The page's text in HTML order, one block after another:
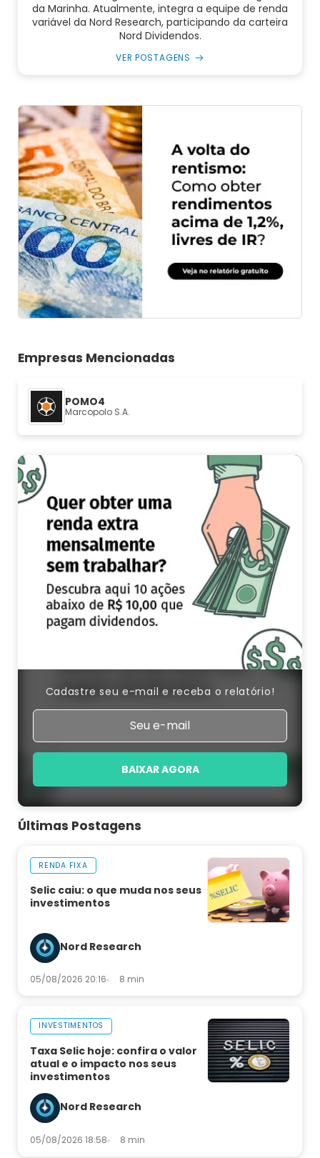
da Marinha. Atualmente, integra a equipe de renda
variável da Nord Research, participando da carteira
Nord Dividendos.
VER POSTAGENS
Empresas Mencionadas
POMO4
Marcopolo S.A.
Cadastre seu e-mail e receba o relatório!
BAIXAR AGORA
Últimas Postagens
RENDA FIXA
Selic caiu: o que muda nos seus
investimentos
Nord Research
05/08/2026 20:16 8 min
INVESTIMENTOS
Taxa Selic hoje: confira o valor
atual e o impacto nos seus
investimentos
Nord Research
05/08/2026 18:58 8 min